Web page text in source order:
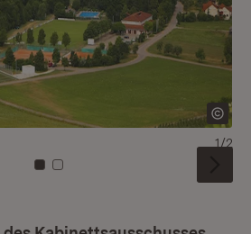
Zu Kachel: 0
Zu Kachel: 1
1/2